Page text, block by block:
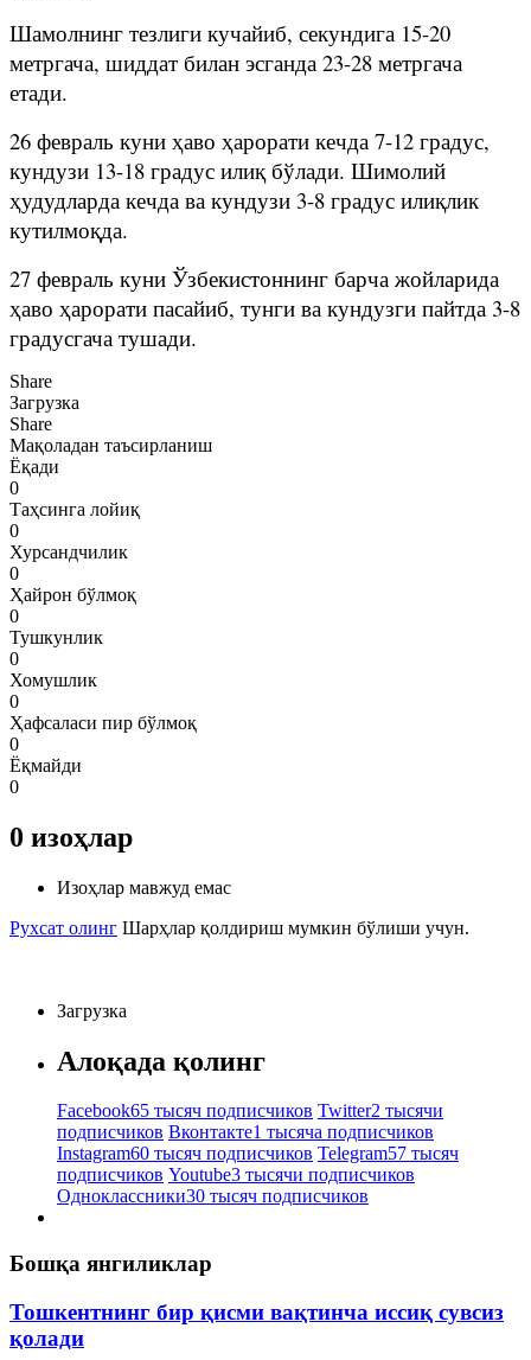
Шамолнинг тезлиги кучайиб, секундига 15-20
метргача, шиддат билан эсганда 23-28 метргача
етади.
26 февраль куни ҳаво ҳарорати кечда 7-12 градус,
кундузи 13-18 градус илиқ бўлади. Шимолий
ҳудудларда кечда ва кундузи 3-8 градус илиқлик
кутилмоқда.
27 февраль куни Ўзбекистоннинг барча жойларида
ҳаво ҳарорати пасайиб, тунги ва кундузги пайтда 3-8
градусгача тушади.
Share
Загрузка
Share
Мақоладан таъсирланиш
Ёқади
0
Таҳсинга лойиқ
0
Хурсандчилик
0
Ҳайрон бўлмоқ
0
Тушкунлик
0
Хомушлик
0
Ҳафсаласи пир бўлмоқ
0
Ёқмайди
0
0 изоҳлар
Изоҳлар мавжуд емас
Рухсат олинг Шарҳлар қолдириш мумкин бўлиши учун.
Загрузка
Алоқада қолинг
Facebook65 тысяч подписчиков Twitter2 тысячи
подписчиков Вконтакте1 тысяча подписчиков
Instagram60 тысяч подписчиков Telegram57 тысяч
подписчиков Youtube3 тысячи подписчиков
Одноклассники30 тысяч подписчиков
Бошқа янгиликлар
Тошкентнинг бир қисми вақтинча иссиқ сувсиз
қолади